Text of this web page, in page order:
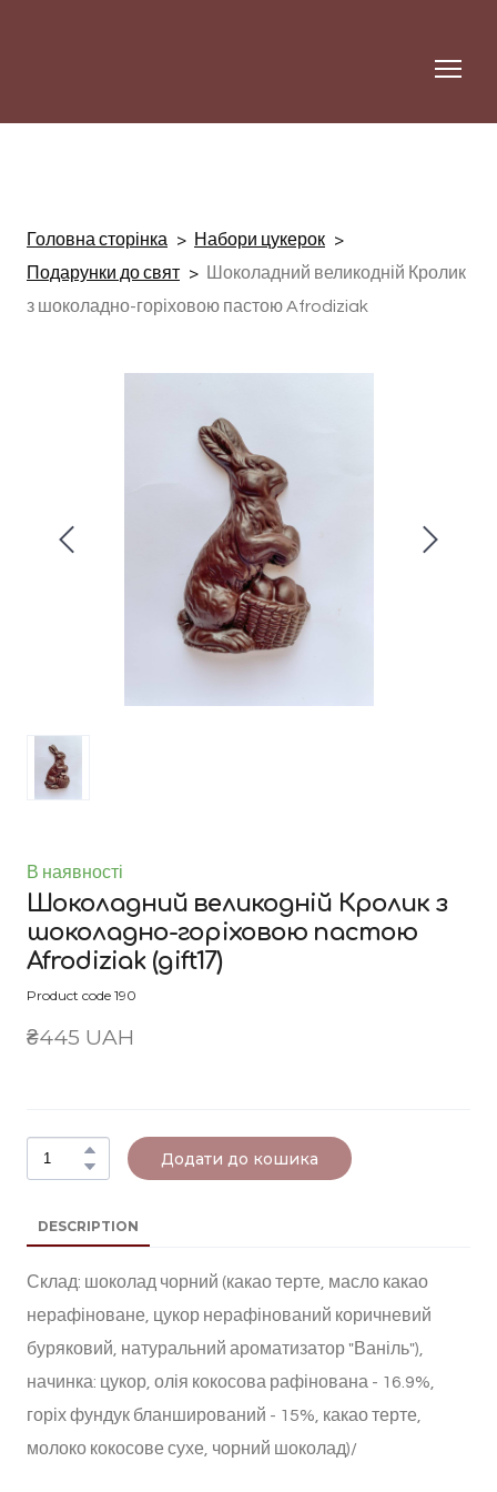
Головна сторінка
Набори цукерок
Подарунки до свят
Шоколадний великодній Кролик
з шоколадно-горіховою пастою Afrodiziak
В наявності
Шоколадний великодній Кролик з
шоколадно-горіховою пастою
Afrodiziak (gift17)
Product code 190
₴445 UAH
Додати до кошика
DESCRIPTION
Склад: шоколад чорний (какао терте, масло какао
нерафіноване, цукор нерафінований коричневий
буряковий, натуральний ароматизатор "Ваніль"),
начинка: цукор, олія кокосова рафінована - 16.9%,
горіх фундук бланширований - 15%, какао терте,
молоко кокосове сухе, чорний шоколад)/